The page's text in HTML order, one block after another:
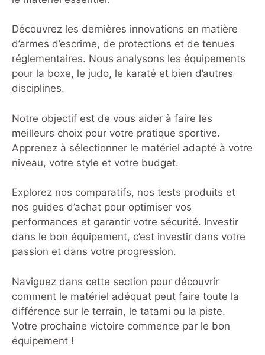
Découvrez les dernières innovations en matière
d’armes d’escrime, de protections et de tenues
réglementaires. Nous analysons les équipements
pour la boxe, le judo, le karaté et bien d’autres
disciplines.
Notre objectif est de vous aider à faire les
meilleurs choix pour votre pratique sportive.
Apprenez à sélectionner le matériel adapté à votre
niveau, votre style et votre budget.
Explorez nos comparatifs, nos tests produits et
nos guides d’achat pour optimiser vos
performances et garantir votre sécurité. Investir
dans le bon équipement, c’est investir dans votre
passion et dans votre progression.
Naviguez dans cette section pour découvrir
comment le matériel adéquat peut faire toute la
différence sur le terrain, le tatami ou la piste.
Votre prochaine victoire commence par le bon
équipement !